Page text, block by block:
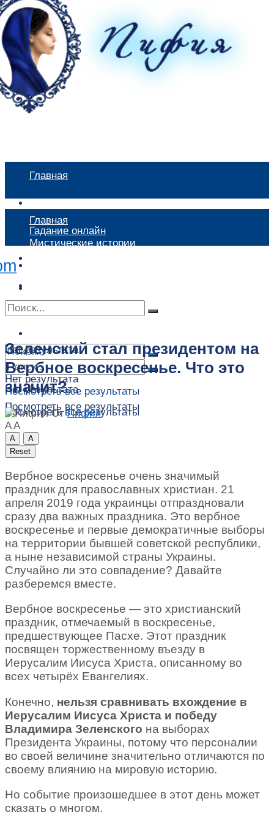
Главная
Гадание онлайн
Контакты
Нет результата
Посмотреть все результаты
Главная
Мистические истории
Сонник
Нет результата
Посмотреть все результаты
Нет результата
Посмотреть все результаты
Зеленский стал президентом на
Вербное воскресенье. Что это
значит?
От Пифия
A A
A
A
Reset
Вербное воскресенье очень значимый
праздник для православных христиан. 21
апреля 2019 года украинцы отпраздновали
сразу два важных праздника. Это вербное
воскресенье и первые демократичные выборы
на территории бывшей советской республики,
а ныне независимой страны Украины.
Случайно ли это совпадение? Давайте
разберемся вместе.
Вербное воскресенье — это христианский
праздник, отмечаемый в воскресенье,
предшествующее Пасхе. Этот праздник
посвящен торжественному въезду в
Иерусалим Иисуса Христа, описанному во
всех четырёх Евангелиях.
Конечно, нельзя сравнивать вхождение в
Иерусалим Иисуса Христа и победу
Владимира Зеленского на выборах
Президента Украины, потому что персоналии
во своей величине значительно отличаются по
своему влиянию на мировую историю.
Но событие произошедшее в этот день может
сказать о многом.